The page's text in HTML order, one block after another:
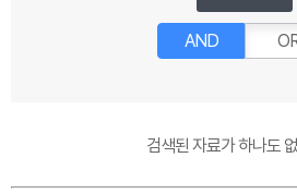
AND
검색된 자료가 하나도